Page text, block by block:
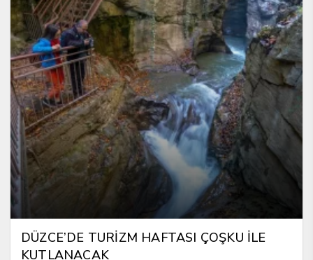
DÜZCE’DE TURİZM HAFTASI ÇOŞKU İLE
KUTLANACAK